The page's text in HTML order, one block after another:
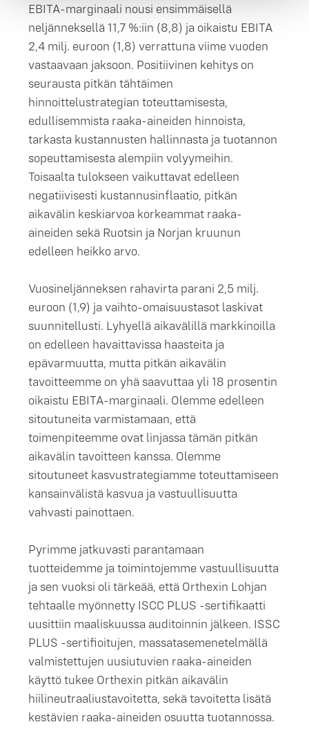
EBITA-marginaali nousi ensimmäisellä
neljänneksellä 11,7 %:iin (8,8) ja oikaistu EBITA
2,4 milj. euroon (1,8) verrattuna viime vuoden
vastaavaan jaksoon. Positiivinen kehitys on
seurausta pitkän tähtäimen
hinnoittelustrategian toteuttamisesta,
edullisemmista raaka-aineiden hinnoista,
tarkasta kustannusten hallinnasta ja tuotannon
sopeuttamisesta alempiin volyymeihin.
Toisaalta tulokseen vaikuttavat edelleen
negatiivisesti kustannusinflaatio, pitkän
aikavälin keskiarvoa korkeammat raaka-
aineiden sekä Ruotsin ja Norjan kruunun
edelleen heikko arvo.
Vuosineljänneksen rahavirta parani 2,5 milj.
euroon (1,9) ja vaihto-omaisuustasot laskivat
suunnitellusti. Lyhyellä aikavälillä markkinoilla
on edelleen havaittavissa haasteita ja
epävarmuutta, mutta pitkän aikavälin
tavoitteemme on yhä saavuttaa yli 18 prosentin
oikaistu EBITA-marginaali. Olemme edelleen
sitoutuneita varmistamaan, että
toimenpiteemme ovat linjassa tämän pitkän
aikavälin tavoitteen kanssa. Olemme
sitoutuneet kasvustrategiamme toteuttamiseen
kansainvälistä kasvua ja vastuullisuutta
vahvasti painottaen.
Pyrimme jatkuvasti parantamaan
tuotteidemme ja toimintojemme vastuullisuutta
ja sen vuoksi oli tärkeää, että Orthexin Lohjan
tehtaalle myönnetty ISCC PLUS -sertifikaatti
uusittiin maaliskuussa auditoinnin jälkeen. ISSC
PLUS -sertifioitujen, massatasemenetelmällä
valmistettujen uusiutuvien raaka-aineiden
käyttö tukee Orthexin pitkän aikavälin
hiilineutraaliustavoitetta, sekä tavoitetta lisätä
kestävien raaka-aineiden osuutta tuotannossa.